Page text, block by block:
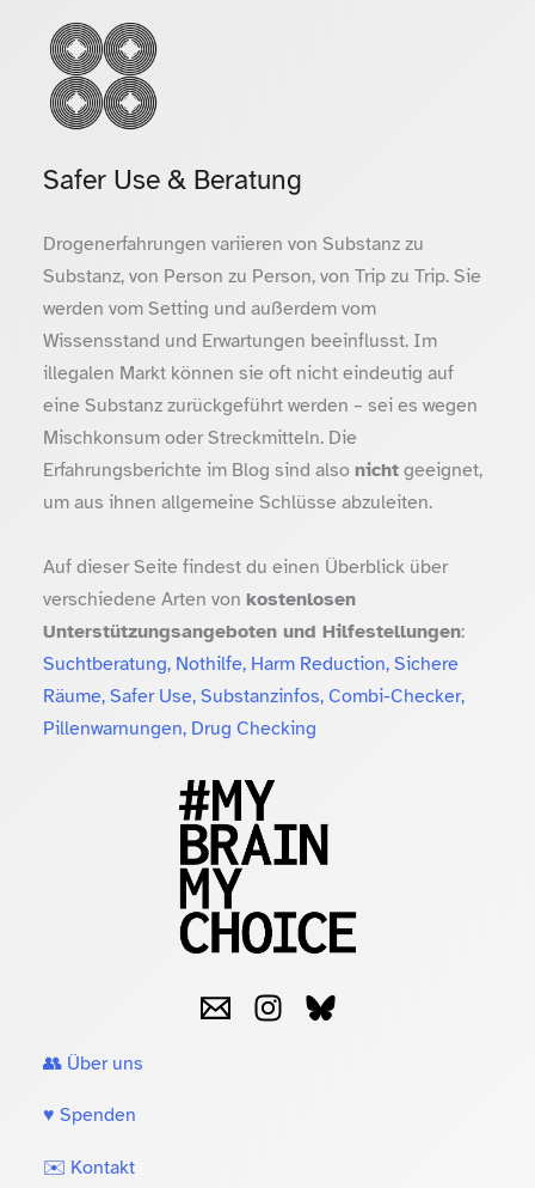
Safer Use & Beratung
Drogenerfahrungen variieren von Substanz zu
Substanz, von Person zu Person, von Trip zu Trip. Sie
werden vom Setting und außerdem vom
Wissensstand und Erwartungen beeinflusst. Im
illegalen Markt können sie oft nicht eindeutig auf
eine Substanz zurückgeführt werden – sei es wegen
Mischkonsum oder Streckmitteln. Die
Erfahrungsberichte im Blog sind also nichtgeeignet,
um aus ihnen allgemeine Schlüsse abzuleiten.
Auf dieser Seite findest du einen Überblick über
verschiedene Arten von kostenlosen
Unterstützungsangeboten und Hilfestellungen:
Suchtberatung, Nothilfe, Harm Reduction, Sichere
Räume, Safer Use, Substanzinfos, Combi-Checker,
Pillenwarnungen, Drug Checking
👥 Über uns
♥️ Spenden
✉️ Kontakt